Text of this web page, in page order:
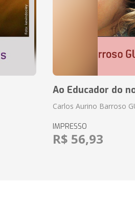
Ao Educador do
Carlos Aurino Barroso
IMPRESSO
R$ 56,93